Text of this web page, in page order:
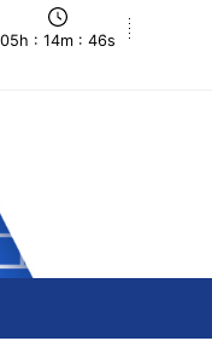
05h : 14m : 47s